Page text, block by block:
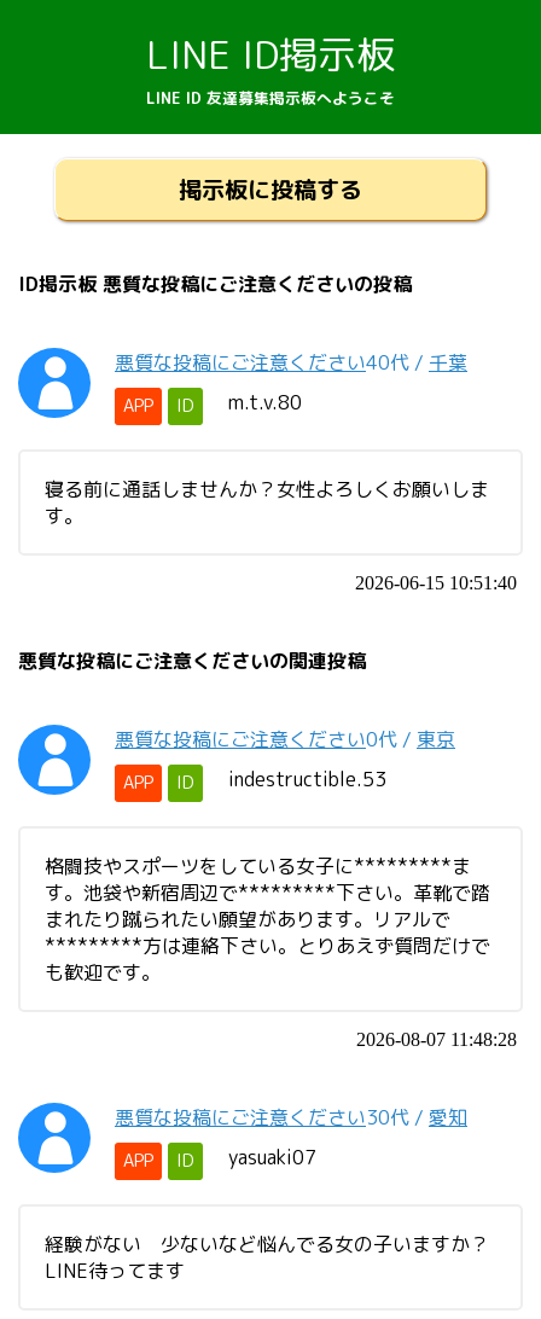
LINE ID掲示板
LINE ID 友達募集掲示板へようこそ
掲示板に投稿する
ID掲示板 悪質な投稿にご注意くださいの投稿
悪質な投稿にご注意ください40代 / 千葉
APP ID m.t.v.80
寝る前に通話しませんか？女性よろしくお願いしま
す。
2026-06-15 10:51:40
悪質な投稿にご注意くださいの関連投稿
悪質な投稿にご注意ください0代 / 東京
APP ID indestructible.53
格闘技やスポーツをしている女子に*********ま
す。池袋や新宿周辺で*********下さい。革靴で踏
まれたり蹴られたい願望があります。リアルで
*********方は連絡下さい。とりあえず質問だけで
も歓迎です。
2026-08-07 11:48:28
悪質な投稿にご注意ください30代 / 愛知
APP ID yasuaki07
経験がない 少ないなど悩んでる女の子いますか？
LINE待ってます